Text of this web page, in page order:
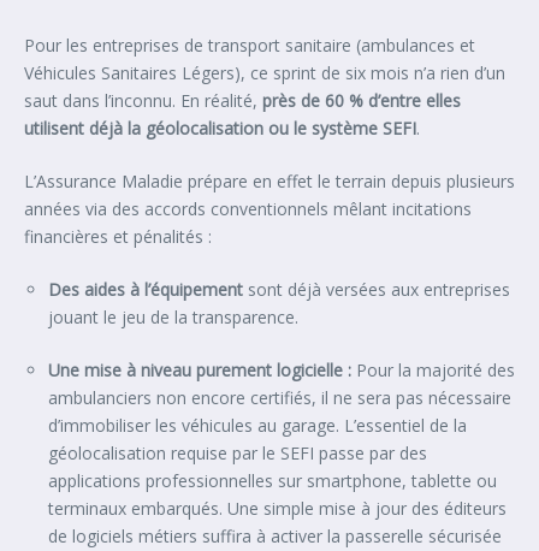
Pour les entreprises de transport sanitaire (ambulances et
Véhicules Sanitaires Légers), ce sprint de six mois n’a rien d’un
saut dans l’inconnu. En réalité, près de 60 % d’entre elles
utilisent déjà la géolocalisation ou le système SEFI.
L’Assurance Maladie prépare en effet le terrain depuis plusieurs
années via des accords conventionnels mêlant incitations
financières et pénalités :
Des aides à l’équipement sont déjà versées aux entreprises
jouant le jeu de la transparence.
Une mise à niveau purement logicielle : Pour la majorité des
ambulanciers non encore certifiés, il ne sera pas nécessaire
d’immobiliser les véhicules au garage. L’essentiel de la
géolocalisation requise par le SEFI passe par des
applications professionnelles sur smartphone, tablette ou
terminaux embarqués. Une simple mise à jour des éditeurs
de logiciels métiers suffira à activer la passerelle sécurisée